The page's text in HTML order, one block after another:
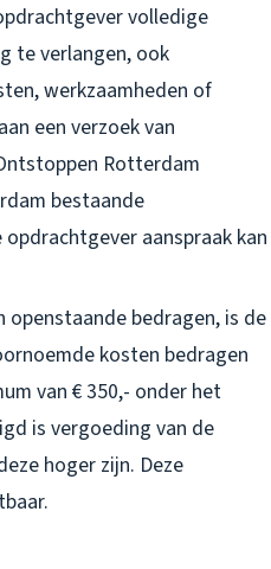
volledige
te verlangen, ook
werkzaamheden of
een verzoek van
Rotterdam
bestaande
aanspraak kan
bedragen, is de
kosten bedragen
van € 350,- onder het
is vergoeding van de
hoger zijn. Deze